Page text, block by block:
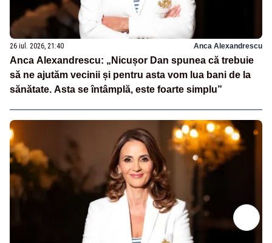
26 iul. 2026, 21:40 Anca Alexandrescu
Anca Alexandrescu: „Nicușor Dan spunea că trebuie
să ne ajutăm vecinii și pentru asta vom lua bani de la
sănătate. Asta se întâmplă, este foarte simplu”